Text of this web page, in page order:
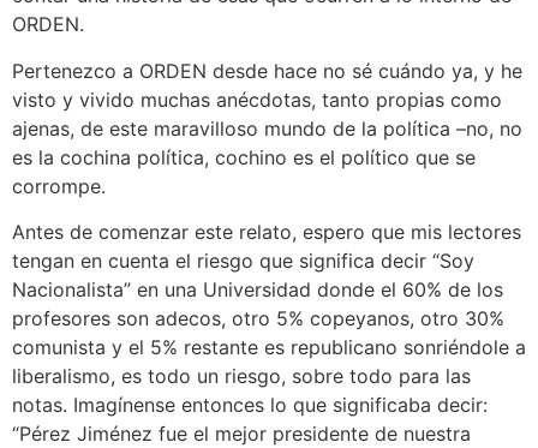
ORDEN.
Pertenezco a ORDEN desde hace no sé cuándo ya, y he
visto y vivido muchas anécdotas, tanto propias como
ajenas, de este maravilloso mundo de la política –no, no
es la cochina política, cochino es el político que se
corrompe.
Antes de comenzar este relato, espero que mis lectores
tengan en cuenta el riesgo que significa decir “Soy
Nacionalista” en una Universidad donde el 60% de los
profesores son adecos, otro 5% copeyanos, otro 30%
comunista y el 5% restante es republicano sonriéndole a
liberalismo, es todo un riesgo, sobre todo para las
notas. Imagínense entonces lo que significaba decir:
“Pérez Jiménez fue el mejor presidente de nuestra